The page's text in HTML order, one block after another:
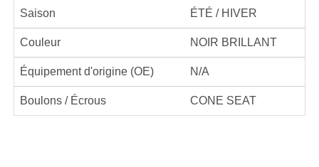
Saison ÉTÉ / HIVER
Couleur NOIR BRILLANT
Équipement d'origine (OE) N/A
Boulons / Écrous CONE SEAT